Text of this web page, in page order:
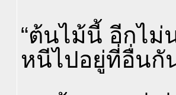
“ต้นไม้นี้ อีกไม่
หนีไปอยู่ที่อื่นกั